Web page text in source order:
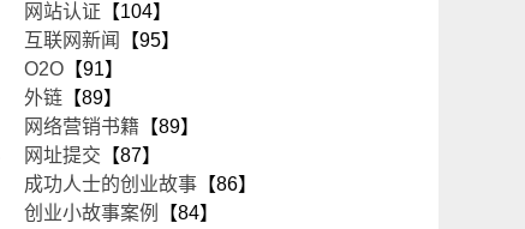
网站认证 【104】
互联网新闻
【95】
O2O 【91】
外链 【89】
网络营销书籍 【89】
网址提交 【87】
成功人士的创业故事 【86】
创业小故事案例
【84】